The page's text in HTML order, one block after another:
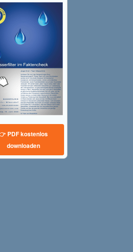
PDF kostenlos
downloaden